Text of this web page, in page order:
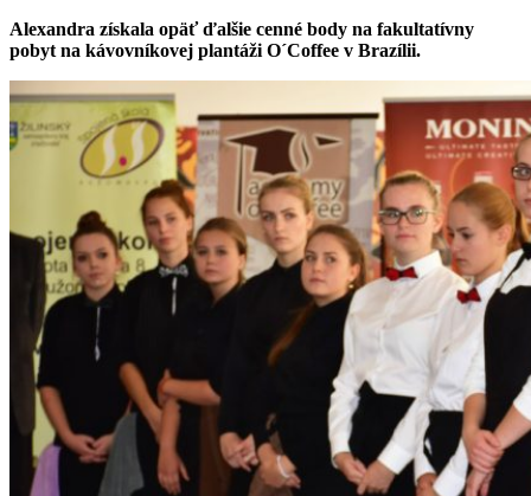
Alexandra získala opäť ďalšie cenné body na fakultatívny
pobyt na kávovníkovej plantáži O´Coffee v Brazílii.